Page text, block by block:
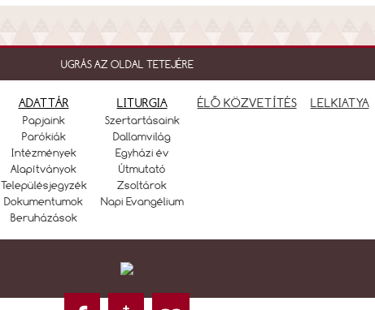
UGRÁS AZ OLDAL TETEJÉRE
ADATTÁR
Papjaink
Parókiák
Intézmények
Alapítványok
Településjegyzék
Dokumentumok
Beruházások
LITURGIA
Szertartásaink
Dallamvilág
Egyházi év
Útmutató
Zsoltárok
Napi Evangélium
ÉLŐ KÖZVETÍTÉS LELKIATYA